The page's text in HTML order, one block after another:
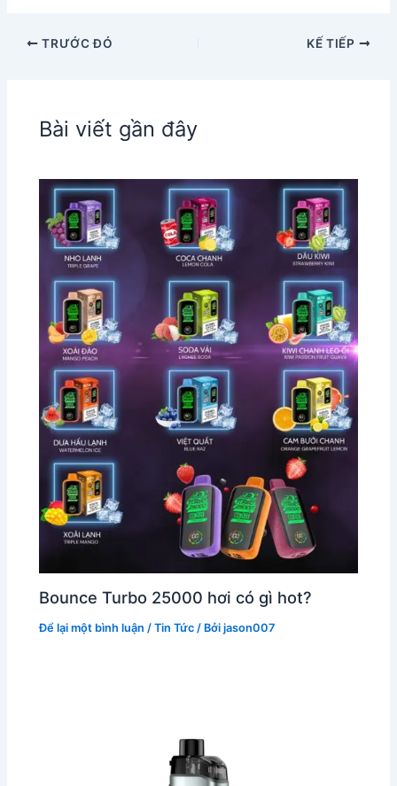
TRƯỚC ĐÓ KẾ TIẾP
Bài viết gần đây
Bounce Turbo 25000 hơi có gì hot?
Để lại một bình luận /Tin Tức / Bởijason007